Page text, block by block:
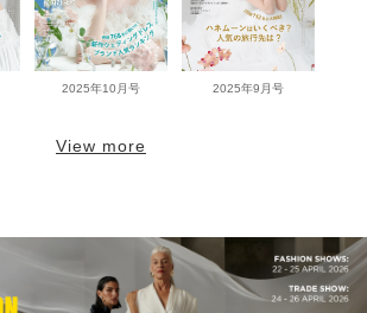
2025年10月号 2025年9月号
View more